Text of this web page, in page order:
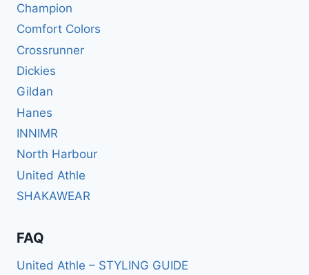
Champion
Comfort Colors
Crossrunner
Dickies
Gildan
Hanes
INNIMR
North Harbour
United Athle
SHAKAWEAR
FAQ
United Athle – STYLING GUIDE